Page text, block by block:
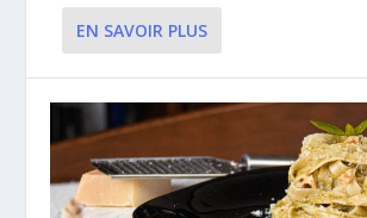
EN SAVOIR PLUS